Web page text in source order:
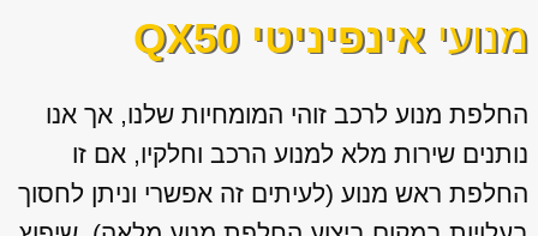
מנועי אינפיניטי QX50
החלפת מנוע לרכב זוהי המומחיות שלנו, אך אנו
נותנים שירות מלא למנוע הרכב וחלקיו, אם זו
החלפת ראש מנוע (לעיתים זה אפשרי וניתן לחסוך